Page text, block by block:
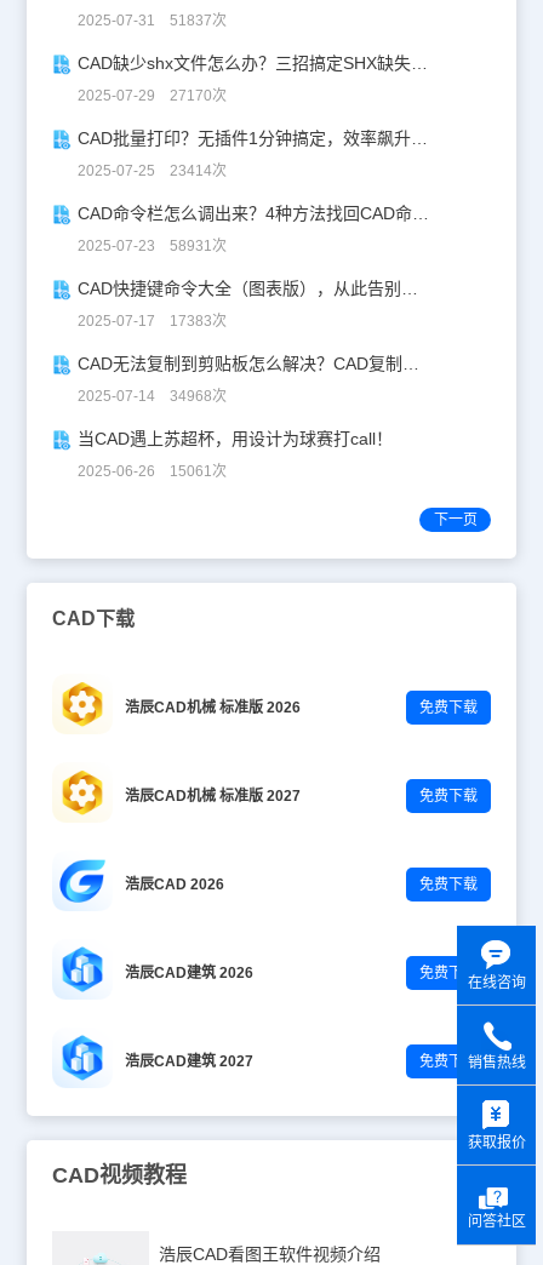
2025-07-31 51837次
CAD缺少shx文件怎么办？三招搞定SHX缺失难题
2025-07-29 27170次
CAD批量打印？无插件1分钟搞定，效率飙升90%！
2025-07-25 23414次
CAD命令栏怎么调出来？4种方法找回CAD命令栏
2025-07-23 58931次
CAD快捷键命令大全（图表版），从此告别低效绘图！
2025-07-17 17383次
CAD无法复制到剪贴板怎么解决？CAD复制失灵自救指南
2025-07-14 34968次
当CAD遇上苏超杯，用设计为球赛打call！
2025-06-26 15061次
下一页
CAD下载
浩辰CAD机械 标准版 2026 免费下载
浩辰CAD机械 标准版 2027 免费下载
浩辰CAD 2026 免费下载
浩辰CAD建筑 2026 免费下载
浩辰CAD建筑 2027 免费下载
CAD视频教程
浩辰CAD看图王软件视频介绍
在线咨询
销售热线
获取报价
问答社区